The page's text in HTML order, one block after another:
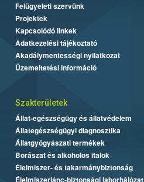
Felügyeleti szervünk
Projektek
Kapcsolódó linkek
Adatkezelési tájékoztató
Akadálymentességi nyilatkozat
Üzemeltetési információ
Szakterületek
Állat-egészségügy és állatvédelem
Állategészségügyi diagnosztika
Állatgyógyászati termékek
Borászat és alkoholos italok
Élelmiszer- és takarmánybiztonság